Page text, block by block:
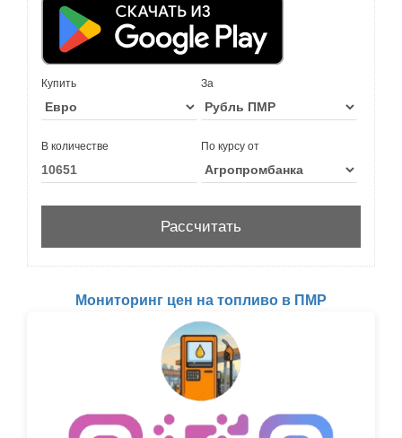
Купить За
В количестве По курсу от
Мониторинг цен на топливо в ПМР